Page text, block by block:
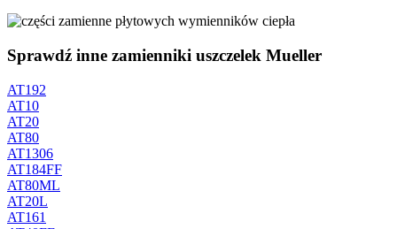
Sprawdź inne zamienniki uszczelek Mueller
AT192
AT10
AT20
AT80
AT1306
AT184FF
AT80ML
AT20L
AT161